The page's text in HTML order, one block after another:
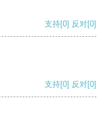
支持[0] 反对[0]
支持[0] 反对[0]